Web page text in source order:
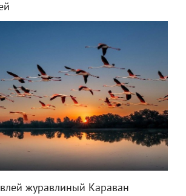
журавлиный Караван